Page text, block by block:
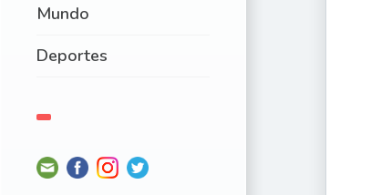
Mundo
Deportes